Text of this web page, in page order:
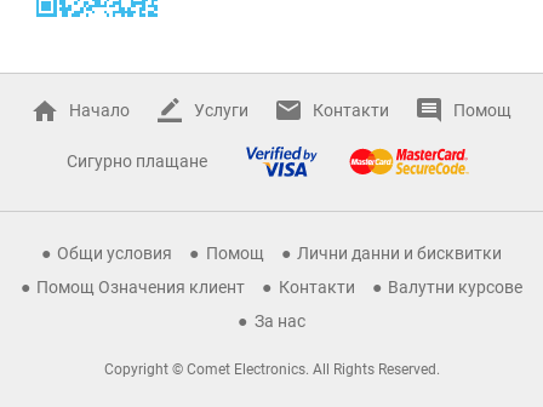
Начало Услуги Контакти Помощ
Сигурно плащане
Общи условия Помощ
Лични данни и бисквитки
Помощ Означения клиент
Контакти
Валутни курсове
За нас
Copyright © Comet Electronics. All Rights Reserved.